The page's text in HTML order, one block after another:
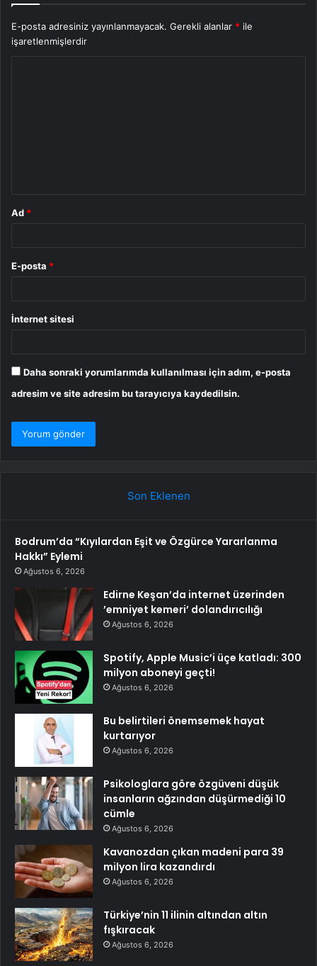
E-posta adresiniz yayınlanmayacak. Gerekli alanlar * ile
işaretlenmişlerdir
Ad *
E-posta *
İnternet sitesi
Daha sonraki yorumlarımda kullanılması için adım, e-posta
adresim ve site adresim bu tarayıcıya kaydedilsin.
Son Eklenen
Bodrum’da “Kıyılardan Eşit ve Özgürce Yararlanma
Hakkı” Eylemi
Ağustos 6, 2026
Edirne Keşan’da internet üzerinden
’emniyet kemeri’ dolandırıcılığı
Ağustos 6, 2026
Spotify, Apple Music’i üçe katladı: 300
milyon aboneyi geçti!
Ağustos 6, 2026
Bu belirtileri önemsemek hayat
kurtarıyor
Ağustos 6, 2026
Psikologlara göre özgüveni düşük
insanların ağzından düşürmediği 10
cümle
Ağustos 6, 2026
Kavanozdan çıkan madeni para 39
milyon lira kazandırdı
Ağustos 6, 2026
Türkiye’nin 11 ilinin altından altın
fışkıracak
Ağustos 6, 2026